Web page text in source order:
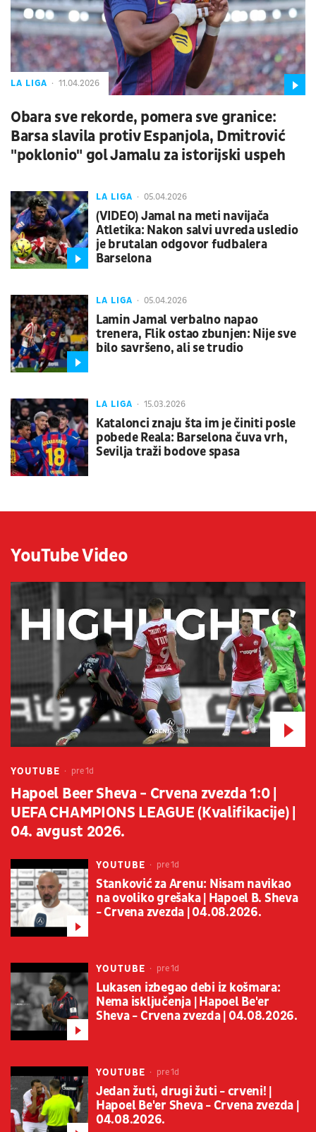
LA LIGA 11.04.2026
Obara sve rekorde, pomera sve granice:
Barsa slavila protiv Espanjola, Dmitrović
"poklonio" gol Jamalu za istorijski uspeh
LA LIGA 05.04.2026
(VIDEO) Jamal na meti navijača
Atletika: Nakon salvi uvreda usledio
je brutalan odgovor fudbalera
Barselona
LA LIGA 05.04.2026
Lamin Jamal verbalno napao
trenera, Flik ostao zbunjen: Nije sve
bilo savršeno, ali se trudio
LA LIGA 15.03.2026
Katalonci znaju šta im je činiti posle
pobede Reala: Barselona čuva vrh,
Sevilja traži bodove spasa
YouTube Video
YOUTUBE pre 1d
Hapoel Beer Sheva - Crvena zvezda 1:0 |
UEFA CHAMPIONS LEAGUE (Kvalifikacije) |
04. avgust 2026.
YOUTUBE pre 1d
Stanković za Arenu: Nisam navikao
na ovoliko grešaka | Hapoel B. Sheva
- Crvena zvezda | 04.08.2026.
YOUTUBE pre 1d
Lukasen izbegao debi iz košmara:
Nema isključenja | Hapoel Be'er
Sheva - Crvena zvezda | 04.08.2026.
YOUTUBE pre 1d
Jedan žuti, drugi žuti - crveni! |
Hapoel Be'er Sheva - Crvena zvezda |
04.08.2026.